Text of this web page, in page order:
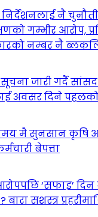
नै चुनौती
गम्भीर आरोप,
नम्बर नै
जारी गर्दै
अवसर दिने
मै सुनसान कृषि
बेपत्ता
‘सफाइ’
सशस्त्र